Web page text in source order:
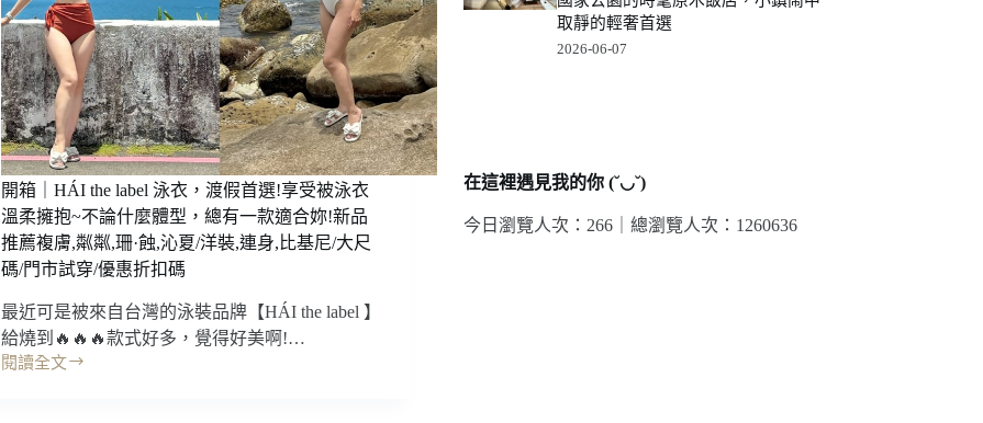
輪/
瑜
珈
磚/
彈
力
帶/
阻
力
帶/
智
能
繩)
時
間
彈
性
好
安
排!
全
台
潛
點
多!
會
游
泳
開箱｜HÁI the label 泳衣，渡假首選!享受被泳衣
溫柔擁抱~不論什麼體型，總有一款適合妳!新品
推薦複膚,粼粼,珊·蝕,沁夏/洋裝,連身,比基尼/大尺
碼/門市試穿/優惠折扣碼
最近可是被來自台灣的泳裝品牌【HÁI the label 】
給燒到🔥🔥🔥款式好多，覺得好美啊!…
閱讀全文
開
取靜的輕奢首選
2026-06-07
在這裡遇見我的你 (˘◡˘)
今日瀏覽人次：266｜ 總瀏覽人次：1260636